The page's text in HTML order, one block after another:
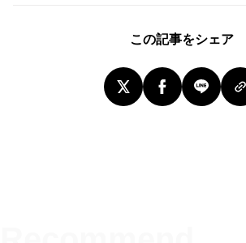
この記事をシェア